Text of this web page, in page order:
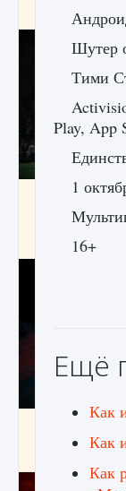
9 августа 2024
Как
которая не
9 августа 2024
Как
9 августа 2024
Шутер
Тими
Play, App
1
16+
Ещё
Как
Как
Как